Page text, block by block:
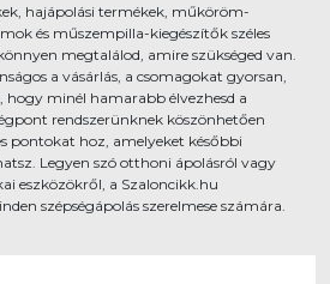
hajápolási termékek, műköröm-
és műszempilla-kiegészítők széles
megtalálod, amire szükséged van.
a vásárlás, a csomagokat gyorsan,
hogy minél hamarabb élvezhesd a
rendszerünknek köszönhetően
pontokat hoz, amelyeket későbbi
Legyen szó otthoni ápolásról vagy
eszközökről, a Szaloncikk.hu
szépségápolás szerelmese számára.